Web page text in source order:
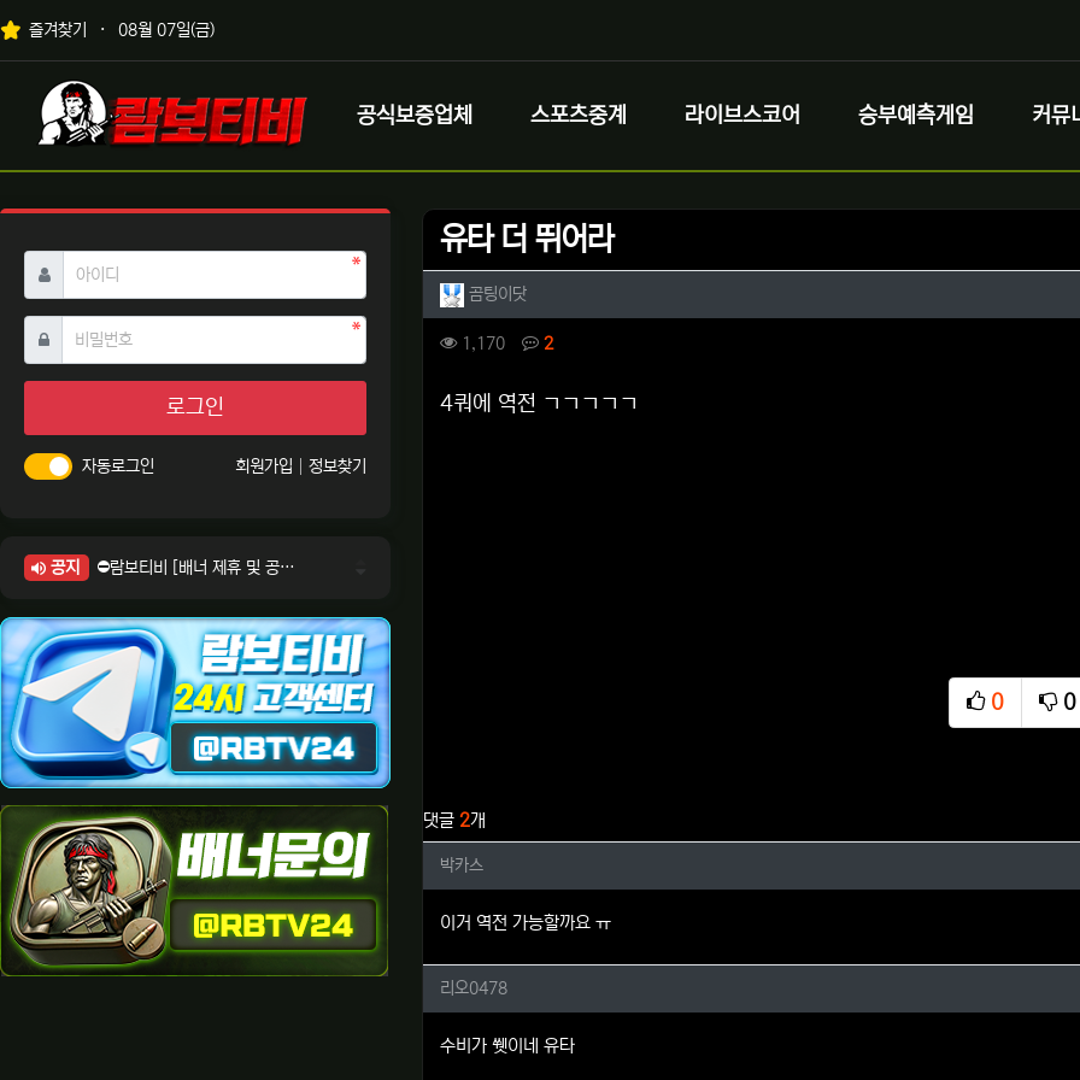
상단 네비
즐겨찾기 08월 07일(금)
메인 메뉴
로고
공식보증업체 스포츠중계 라이브스코어 승부예측게임 커뮤
유타 더 뛰어라
작성자 정보
곰팅이닷작성
컨텐츠 정보
1,170조회 2댓글
본문
4쿼에 역전 ㄱㄱㄱㄱㄱ
0
추천
0
비
댓글 2개
박카스님의 댓글
박카스
이거 역전 가능할까요 ㅠ
리오0478님의 댓글
리오0478
수비가 쒯이네 유타
아이디 필수
비밀번호필수
로그인
자동로그인 회원가입 정보찾기
공지
⛔람보티비 [배너 제휴 및 공식 입점 문의 안내]
⛔람보티비 [정회원 등급UP! 안내사항]
⛔람보티비 [채팅방 이용시 주의사항]
⛔람보티비 [공식보증업체 안내]